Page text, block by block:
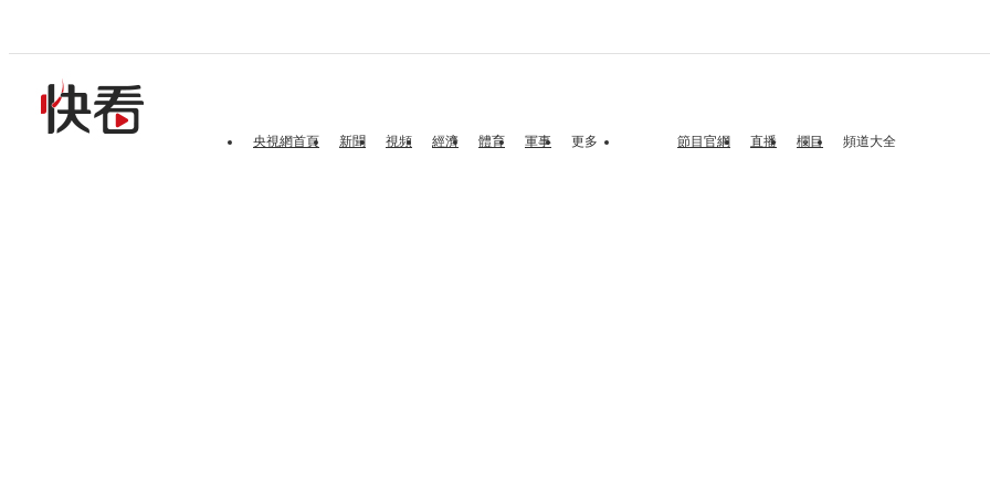
央視網首頁 新聞 視頻 經濟 體育 軍事 更多 節目官網 直播 欄目 頻道大全